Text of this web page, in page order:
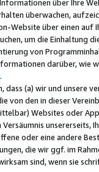
über Ihre
überwachen,
Website über einen
um die Einhaltung
von
darüber, wie
.
dass (a) wir und
von den in dieser
Websites oder
unsererseits,
oder eine andere
die wir ggf. im
sind, wenn sie